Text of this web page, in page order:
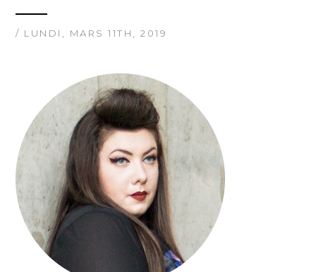
/ LUNDI, MARS 11TH, 2019